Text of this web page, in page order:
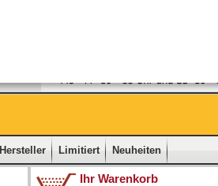
Hersteller Limitiert Neuheiten
Ihr Warenkorb